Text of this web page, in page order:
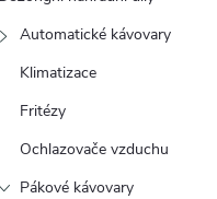
Automatické kávovary
Klimatizace
Fritézy
Ochlazovače vzduchu
Pákové kávovary